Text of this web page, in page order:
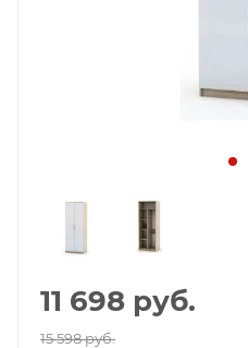
11 698 руб.
15 598 руб.